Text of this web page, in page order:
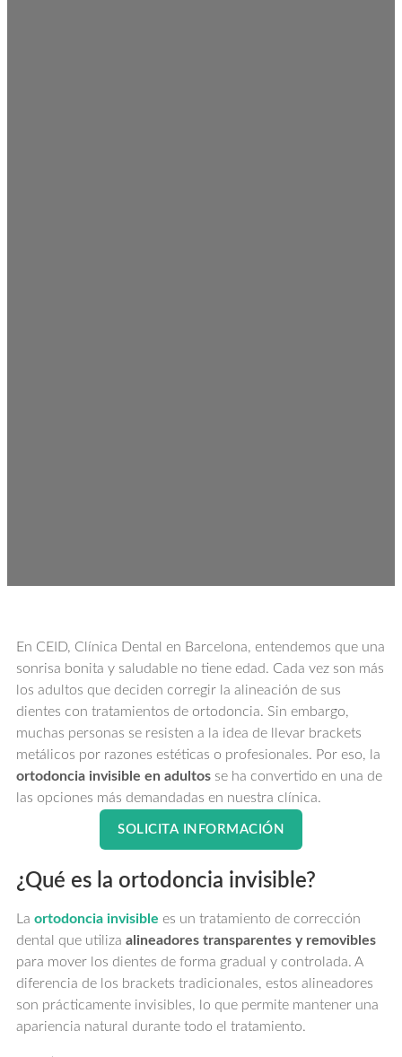
En CEID, Clínica Dental en Barcelona, entendemos que una
sonrisa bonita y saludable no tiene edad. Cada vez son más
los adultos que deciden corregir la alineación de sus
dientes con tratamientos de ortodoncia. Sin embargo,
muchas personas se resisten a la idea de llevar brackets
metálicos por razones estéticas o profesionales. Por eso, la
ortodoncia invisible en adultos se ha convertido en una de
las opciones más demandadas en nuestra clínica.
SOLICITA INFORMACIÓN
¿Qué es la ortodoncia invisible?
La ortodoncia invisible es un tratamiento de corrección
dental que utiliza alineadores transparentes y removibles
para mover los dientes de forma gradual y controlada. A
diferencia de los brackets tradicionales, estos alineadores
son prácticamente invisibles, lo que permite mantener una
apariencia natural durante todo el tratamiento.